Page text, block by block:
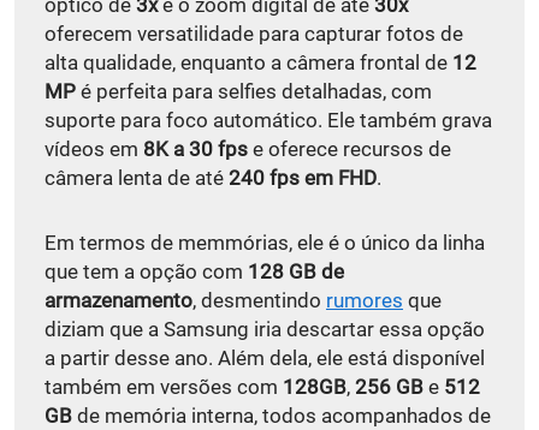
oferecem versatilidade para capturar fotos de
alta qualidade, enquanto a câmera frontal de 12
MP é perfeita para selfies detalhadas, com
suporte para foco automático. Ele também grava
vídeos em 8K a 30 fps e oferece recursos de
câmera lenta de até 240 fps em FHD.
Em termos de memmórias, ele é o único da linha
que tem a opção com 128 GB de
armazenamento, desmentindo rumores que
diziam que a Samsung iria descartar essa opção
a partir desse ano. Além dela, ele está disponível
também em versões com 128GB, 256 GB e 512
GB de memória interna, todos acompanhados de